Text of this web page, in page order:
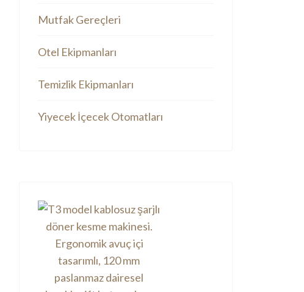
Mutfak Gereçleri
Otel Ekipmanları
Temizlik Ekipmanları
Yiyecek İçecek Otomatları